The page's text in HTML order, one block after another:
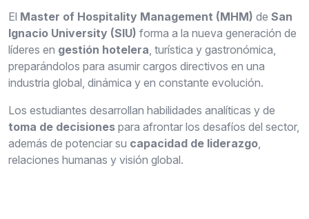
El Master of Hospitality Management (MHM) de San
Ignacio University (SIU) forma a la nueva generación de
líderes en gestión hotelera, turística y gastronómica,
preparándolos para asumir cargos directivos en una
industria global, dinámica y en constante evolución.
Los estudiantes desarrollan habilidades analíticas y de
toma de decisiones para afrontar los desafíos del sector,
además de potenciar su capacidad de liderazgo,
relaciones humanas y visión global.